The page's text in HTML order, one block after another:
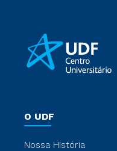
O UDF
Nossa História